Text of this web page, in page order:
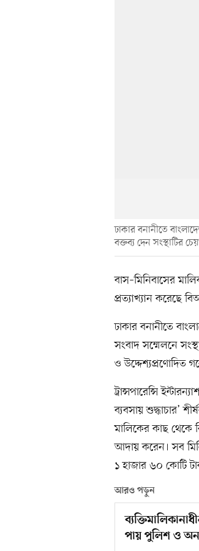
ঢাকার বনানীতে
বক্তব্য দেন সংস্থাটির
বাস–মিনিবাসের
প্রত্যাখ্যান করেছে
ঢাকার বনানীতে
সংবাদ সম্মেলনে
ও উদ্দেশ্যপ্রণোদিত
ট্রান্সপারেন্সি
ব্যবসায় শুদ্ধাচার’
মালিকের কাছ থেকে
আদায় করেন। সব
১ হাজার ৬০ কোটি
আরও পড়ুন
পায় পুলিশ ও